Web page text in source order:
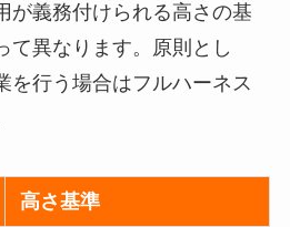
が義務付けられる高さの基
て異なります。原則とし
を行う場合はフルハーネス
高さ基準